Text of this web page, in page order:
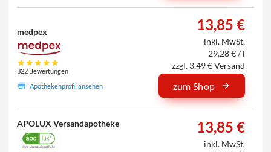
medpex
322 Bewertungen
Apothekenprofil ansehen
13,85 €
inkl. MwSt.
29,28 € / l
zzgl. 3,49 € Versand
zum Shop
APOLUX Versandapotheke 13,85 €
inkl. MwSt.